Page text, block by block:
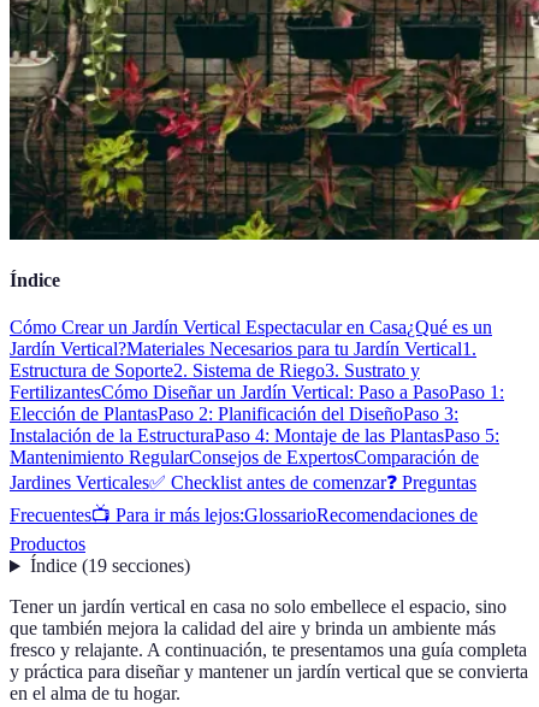
Índice
Cómo Crear un Jardín Vertical Espectacular en Casa¿Qué es un
Jardín Vertical?Materiales Necesarios para tu Jardín Vertical1.
Estructura de Soporte2. Sistema de Riego3. Sustrato y
FertilizantesCómo Diseñar un Jardín Vertical: Paso a PasoPaso 1:
Elección de PlantasPaso 2: Planificación del DiseñoPaso 3:
Instalación de la EstructuraPaso 4: Montaje de las PlantasPaso 5:
Mantenimiento RegularConsejos de ExpertosComparación de
Jardines Verticales✅ Checklist antes de comenzar❓ Preguntas
Frecuentes📺 Para ir más lejos:GlossarioRecomendaciones de
Productos
Índice(19 secciones)
Tener un jardín vertical en casa no solo embellece el espacio, sino
que también mejora la calidad del aire y brinda un ambiente más
fresco y relajante. A continuación, te presentamos una guía completa
y práctica para diseñar y mantener un jardín vertical que se convierta
en el alma de tu hogar.